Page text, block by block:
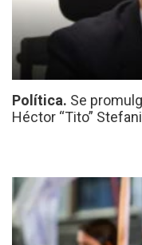
Política. Se
Héctor “Tito”